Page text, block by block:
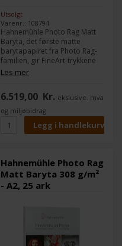
Utsolgt
Varenr.: 108794
Hahnemühle Photo Rag Matt
Baryta, det første matte
barytapapiret fra Photo Rag-
familien, gir FineArt-trykkene
en helt unik karakter og
kunstnerisk tone.
inneholder ingen optiske
blekemidler og har en veldig
fin, diskret overflate.
Kombinert med det matte
førsteklasses blekkbelegget
imponerende gjengivelse av
livlige farger, detaljer og dype
svarte farger.
Les mer
6.519,00 Kr. ekslusive. mva
og miljøbidrag
Hahnemühle Photo Rag
Matt Baryta 308 g/m²
- A2, 25 ark